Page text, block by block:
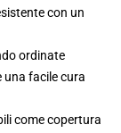
con un
ordinate
una facile cura
come copertura